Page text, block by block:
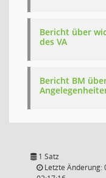
Bericht über
des VA
Bericht BM
1 Satz
Letzte Änderung: